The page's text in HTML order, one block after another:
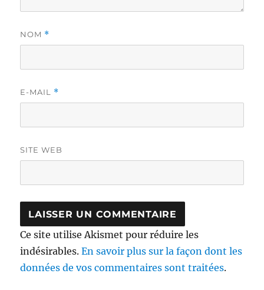
NOM *
E-MAIL *
SITE WEB
Ce site utilise Akismet pour réduire les
indésirables.En savoir plus sur la façon dont les
données de vos commentaires sont traitées.